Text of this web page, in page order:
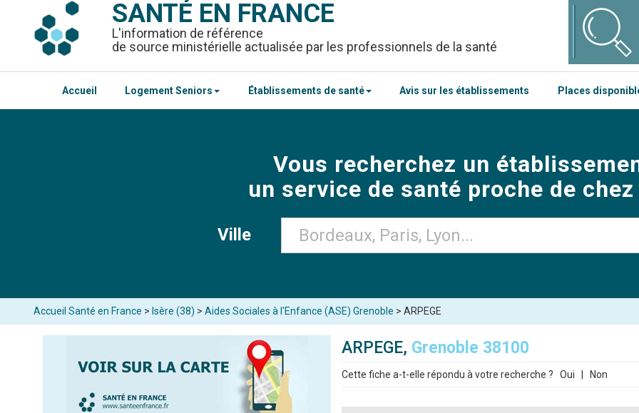
SANTÉ EN FRANCE
L'information de référence
de source ministérielle actualisée par les professionnels de la santé
Accueil Logement Seniors Établissements de santé Avis sur les établissements Places
Vous recherchez un
un service de santé proche de chez
Ville
Accueil Santé en France > Isère (38) > Aides Sociales à l'Enfance (ASE) Grenoble > ARPEGE
ARPEGE, Grenoble 38100
Cette fiche a-t-elle répondu à votre recherche ? Oui Non